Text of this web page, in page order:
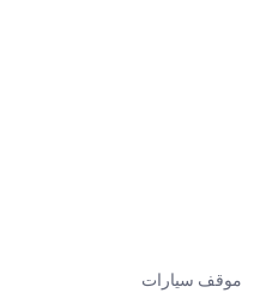
موقف سيارات